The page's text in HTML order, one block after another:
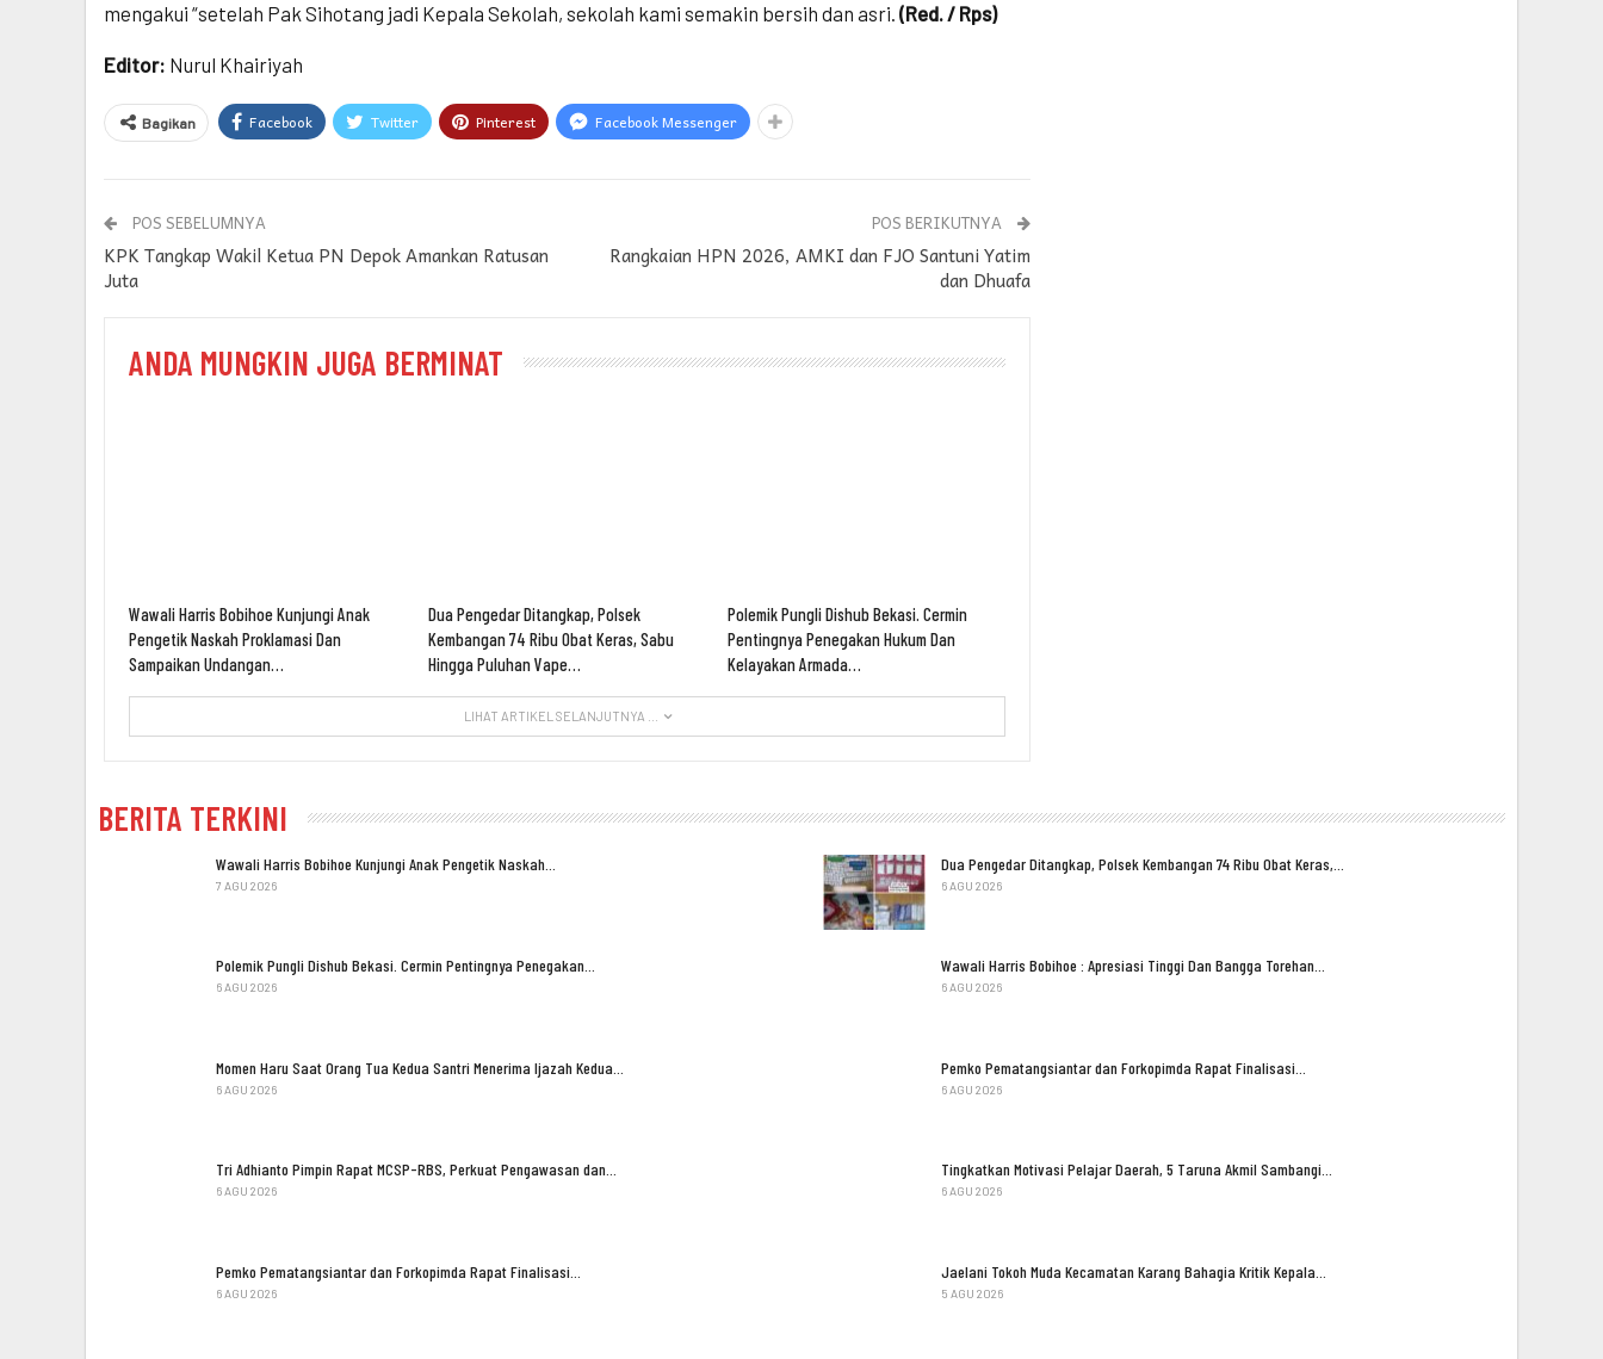
mengakui “setelah Pak Sihotang jadi Kepala Sekolah, sekolah kami semakin bersih dan asri. (Red. / Rps)
Editor: Nurul Khairiyah
Bagikan Facebook Twitter Pinterest Facebook Messenger
POS SEBELUMNYA
KPK Tangkap Wakil Ketua PN Depok Amankan Ratusan
Juta
POS BERIKUTNYA
Rangkaian HPN 2026, AMKI dan FJO Santuni Yatim
dan Dhuafa
ANDA MUNGKIN JUGA BERMINAT
Wawali Harris Bobihoe Kunjungi Anak
Pengetik Naskah Proklamasi Dan
Sampaikan Undangan…
Dua Pengedar Ditangkap, Polsek
Kembangan 74 Ribu Obat Keras, Sabu
Hingga Puluhan Vape…
Polemik Pungli Dishub Bekasi. Cermin
Pentingnya Penegakan Hukum Dan
Kelayakan Armada…
LIHAT ARTIKEL SELANJUTNYA ...
BERITA TERKINI
Wawali Harris Bobihoe Kunjungi Anak Pengetik Naskah…
7 AGU 2026
Dua Pengedar Ditangkap, Polsek Kembangan 74 Ribu Obat Keras,…
6 AGU 2026
Polemik Pungli Dishub Bekasi. Cermin Pentingnya Penegakan…
6 AGU 2026
Wawali Harris Bobihoe : Apresiasi Tinggi Dan Bangga Torehan…
6 AGU 2026
Momen Haru Saat Orang Tua Kedua Santri Menerima Ijazah Kedua…
6 AGU 2026
Pemko Pematangsiantar dan Forkopimda Rapat Finalisasi…
6 AGU 2026
Tri Adhianto Pimpin Rapat MCSP-RBS, Perkuat Pengawasan dan…
6 AGU 2026
Tingkatkan Motivasi Pelajar Daerah, 5 Taruna Akmil Sambangi…
6 AGU 2026
Pemko Pematangsiantar dan Forkopimda Rapat Finalisasi…
6 AGU 2026
Jaelani Tokoh Muda Kecamatan Karang Bahagia Kritik Kepala…
5 AGU 2026